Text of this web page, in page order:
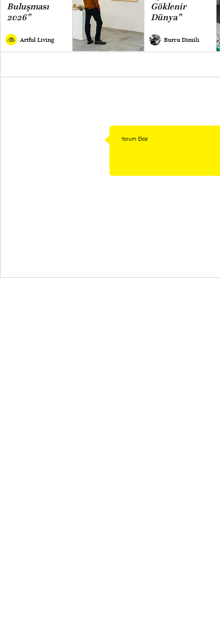
Buluşması
2026”
Artful Living
Göklenir
Dünya”
Burcu Dimili